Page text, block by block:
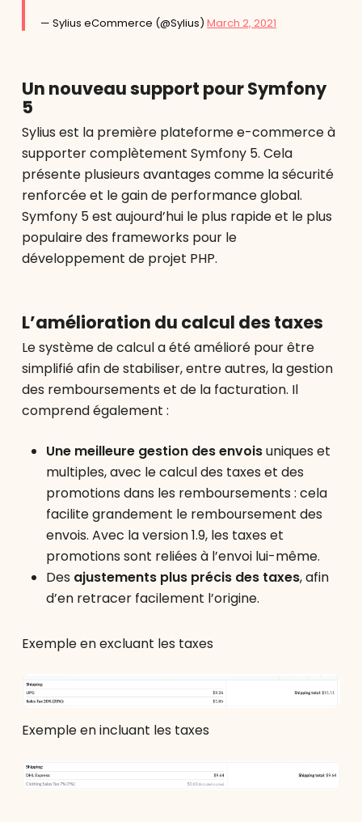
— Sylius eCommerce (@Sylius)March 2, 2021
Un nouveau support pour Symfony
5
Sylius est la première plateforme e-commerce à
supporter complètement Symfony 5. Cela
présente plusieurs avantages comme la sécurité
renforcée et le gain de performance global.
Symfony 5 est aujourd’hui le plus rapide et le plus
populaire des frameworks pour le
développement de projet PHP.
L’amélioration du calcul des taxes
Le système de calcul a été amélioré pour être
simplifié afin de stabiliser, entre autres, la gestion
des remboursements et de la facturation. Il
comprend également :
Une meilleure gestion des envoisuniques et
multiples, avec le calcul des taxes et des
promotions dans les remboursements : cela
facilite grandement le remboursement des
envois. Avec la version 1.9, les taxes et
promotions sont reliées à l’envoi lui-même.
Des ajustements plus précis des taxes, afin
d’en retracer facilement l’origine.
Exemple en excluant les taxes
Exemple en incluant les taxes